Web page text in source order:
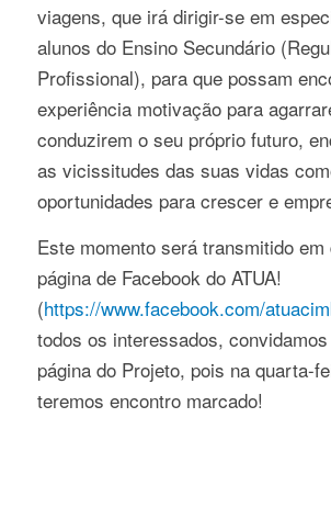
viagens, que irá dirigir-se em
alunos do Ensino Secundário
Profissional), para que possam
experiência motivação para
conduzirem o seu próprio futuro,
as vicissitudes das suas vidas
oportunidades para crescer e
Este momento será transmitido em
página de Facebook do ATUA!
(https://www.facebook.com/
todos os interessados,
página do Projeto, pois na quarta-
teremos encontro marcado!